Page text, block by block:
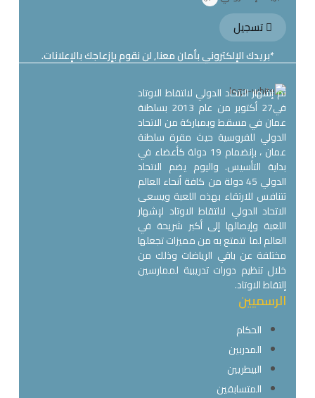
تسجيل
*بريدك الإلكتروني بأمان معنا, لن نقوم بإزعاجك بالإعلانات.
تم إشهار الاتحاد الدولي لالتقاط الاوتاد
في27 أكتوبر من عام 2013 بسلطنة
عمان في مسقط وبمباركة من الاتحاد
الدولي للفروسية حيث مقرة سلطنة
عمان ، بإنضمام 19 دولة كأعضاء في
بداية التأسيس. واليوم يضم الاتحاد
الدولي 45 دولة من كافة أنحاء العالم
تتنافس للارتقاء بهذه اللعبة ويسعى
الاتحاد الدولي لالتقاط الاوتاد لإشهار
اللعبة وإيصالها إلى أكبر شريحة في
العالم لما تتمتع به من مميزات تجعلها
مختلفة عن باقي الرياضات وذلك من
خلال تنظيم دورات تدريبية لممارسين
إلتقاط الاوتاد.
الرسميين
الحكام
المدربين
البيطريين
المتسابقين